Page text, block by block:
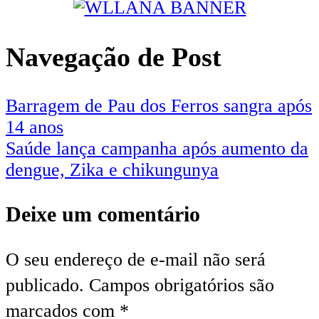
Navegação de Post
Barragem de Pau dos Ferros sangra após
14 anos
Saúde lança campanha após aumento da
dengue, Zika e chikungunya
Deixe um comentário
O seu endereço de e-mail não será
publicado. Campos obrigatórios são
marcados com *